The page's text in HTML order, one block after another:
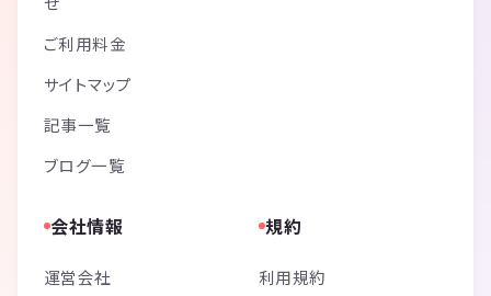
ご利用料金
サイトマップ
記事一覧
ブログ一覧
会社情報
運営会社
規約
利用規約